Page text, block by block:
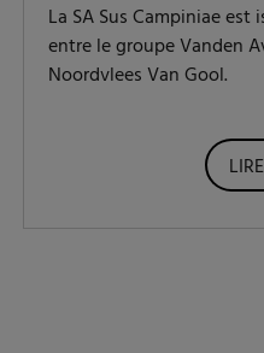
La SA Sus Campiniae
entre le groupe Vanden
Noordvlees Van Gool.